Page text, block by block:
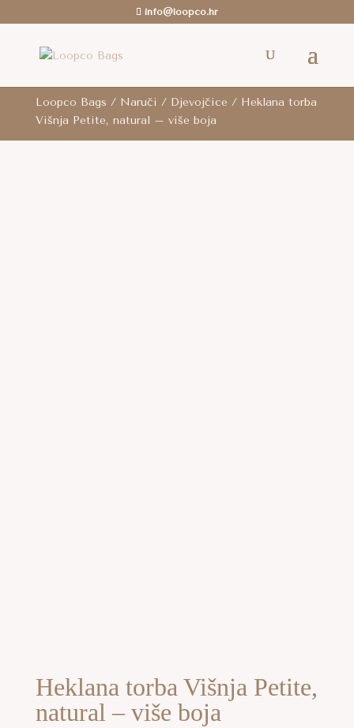
info@loopco.hr
Loopco Bags / Naruči / Djevojčice / Heklana torba
Višnja Petite, natural – više boja
Heklana torba Višnja Petite,
natural – više boja
ROK ZA SLANJE: 6-12 radnih dana.. /
eura i za cijelu EU za narudžbe iznad 100 eura.